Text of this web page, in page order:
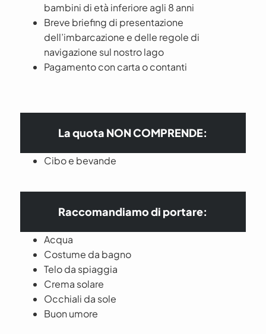
bambini di età inferiore agli 8 anni
Breve briefing di presentazione
dell’imbarcazione e delle regole di
navigazione sul nostro lago
Pagamento con carta o contanti
La quota NON COMPRENDE:
Cibo e bevande
Raccomandiamo di portare:
Acqua
Costume da bagno
Telo da spiaggia
Crema solare
Occhiali da sole
Buon umore